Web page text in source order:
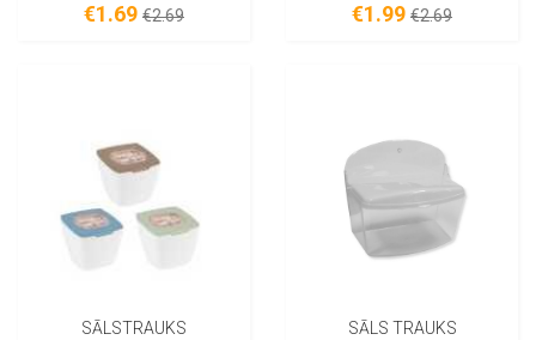
€1.69 €2.69 €1.99 €2.69
SĀLSTRAUKS SĀLS TRAUKS